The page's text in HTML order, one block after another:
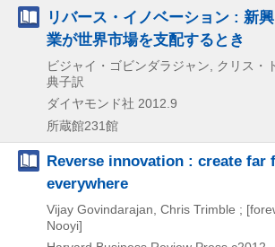
リバース・イノベーション : 新
業が世界市場を支配するとき
ビジャイ・ゴビンダラジャン, クリス・
典子訳
ダイヤモンド社 2012.9
所蔵館231館
Reverse innovation : create far
everywhere
Vijay Govindarajan, Chris Trimble ;
Nooyi]